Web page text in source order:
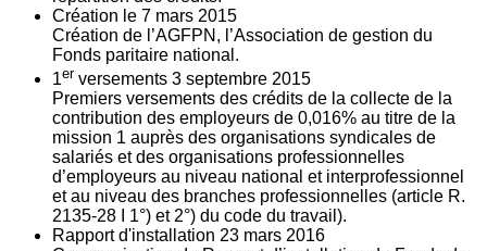
Création le 7 mars 2015
Création de l’AGFPN, l’Association de gestion du
Fonds paritaire national.
1er versements 3 septembre 2015
Premiers versements des crédits de la collecte de la
contribution des employeurs de 0,016% au titre de la
mission 1 auprès des organisations syndicales de
salariés et des organisations professionnelles
d’employeurs au niveau national et interprofessionnel
et au niveau des branches professionnelles (article R.
2135‐28 I 1°) et 2°) du code du travail).
Rapport d'installation 23 mars 2016